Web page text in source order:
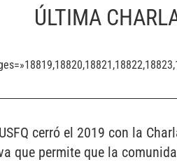
ÚLTIMA
cerró el 2019 con la
que permite que la